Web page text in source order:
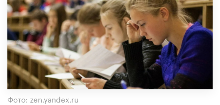
Фото: zen.yandex.ru